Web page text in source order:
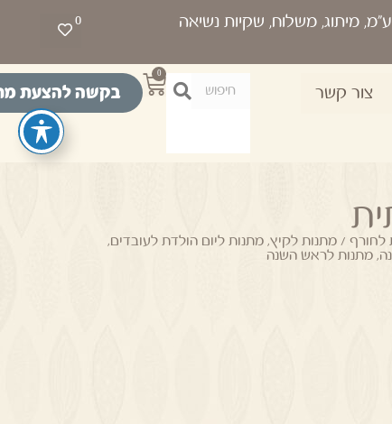
0
צור קשר
0
בקשה להצעת
לחורף / מתנות לקיץ,מתנות ליום הולדת לעובדים,
,מתנות לראש השנה